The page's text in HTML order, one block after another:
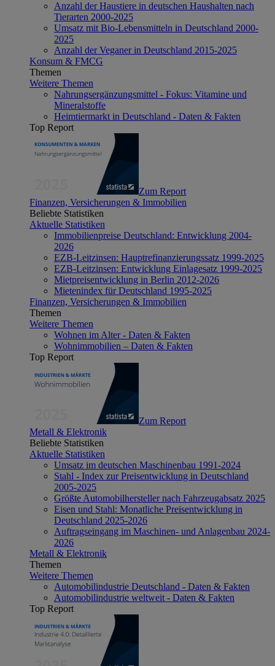
Anzahl der Haustiere in deutschen Haushalten nach
Tierarten 2000-2025
Umsatz mit Bio-Lebensmitteln in Deutschland 2000-
2025
Anzahl der Veganer in Deutschland 2015-2025
Konsum & FMCG
Themen
Weitere Themen
Nahrungsergänzungsmittel - Fokus: Vitamine und
Mineralstoffe
Heimtiermarkt in Deutschland - Daten & Fakten
Top Report
Zum Report
Finanzen, Versicherungen & Immobilien
Beliebte Statistiken
Aktuelle Statistiken
Immobilienpreise Deutschland: Entwicklung 2004-
2026
EZB-Leitzinsen: Hauptrefinanzierungssatz 1999-2025
EZB-Leitzinsen: Entwicklung Einlagesatz 1999-2025
Mietpreisentwicklung in Berlin 2012-2026
Mietenindex für Deutschland 1995-2025
Finanzen, Versicherungen & Immobilien
Themen
Weitere Themen
Wohnen im Alter - Daten & Fakten
Wohnimmobilien – Daten & Fakten
Top Report
Zum Report
Metall & Elektronik
Beliebte Statistiken
Aktuelle Statistiken
Umsatz im deutschen Maschinenbau 1991-2024
Stahl - Index zur Preisentwicklung in Deutschland
2005-2025
Größte Automobilhersteller nach Fahrzeugabsatz 2025
Eisen und Stahl: Monatliche Preisentwicklung in
Deutschland 2025-2026
Auftragseingang im Maschinen- und Anlagenbau 2024-
2026
Metall & Elektronik
Themen
Weitere Themen
Automobilindustrie Deutschland - Daten & Fakten
Automobilindustrie weltweit - Daten & Fakten
Top Report